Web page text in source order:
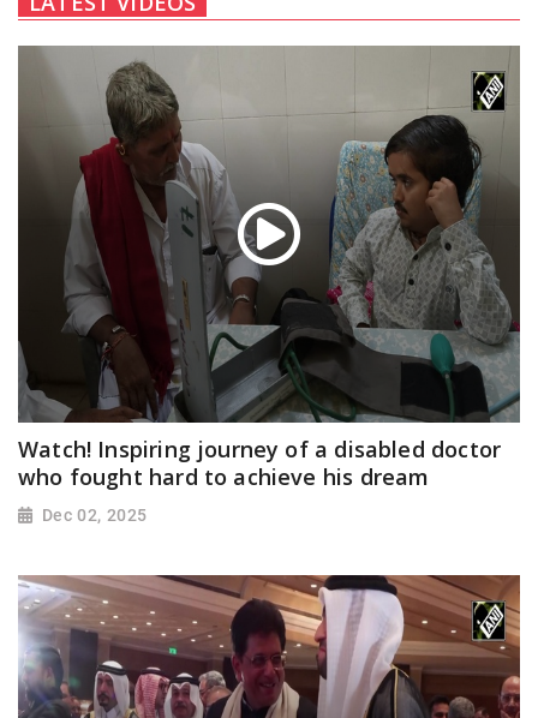
Watch! Inspiring journey of a disabled doctor
who fought hard to achieve his dream
Dec 02, 2025